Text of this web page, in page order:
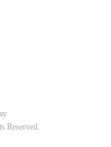
Reserved.